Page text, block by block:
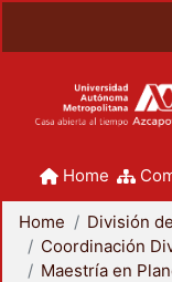
Home
Home